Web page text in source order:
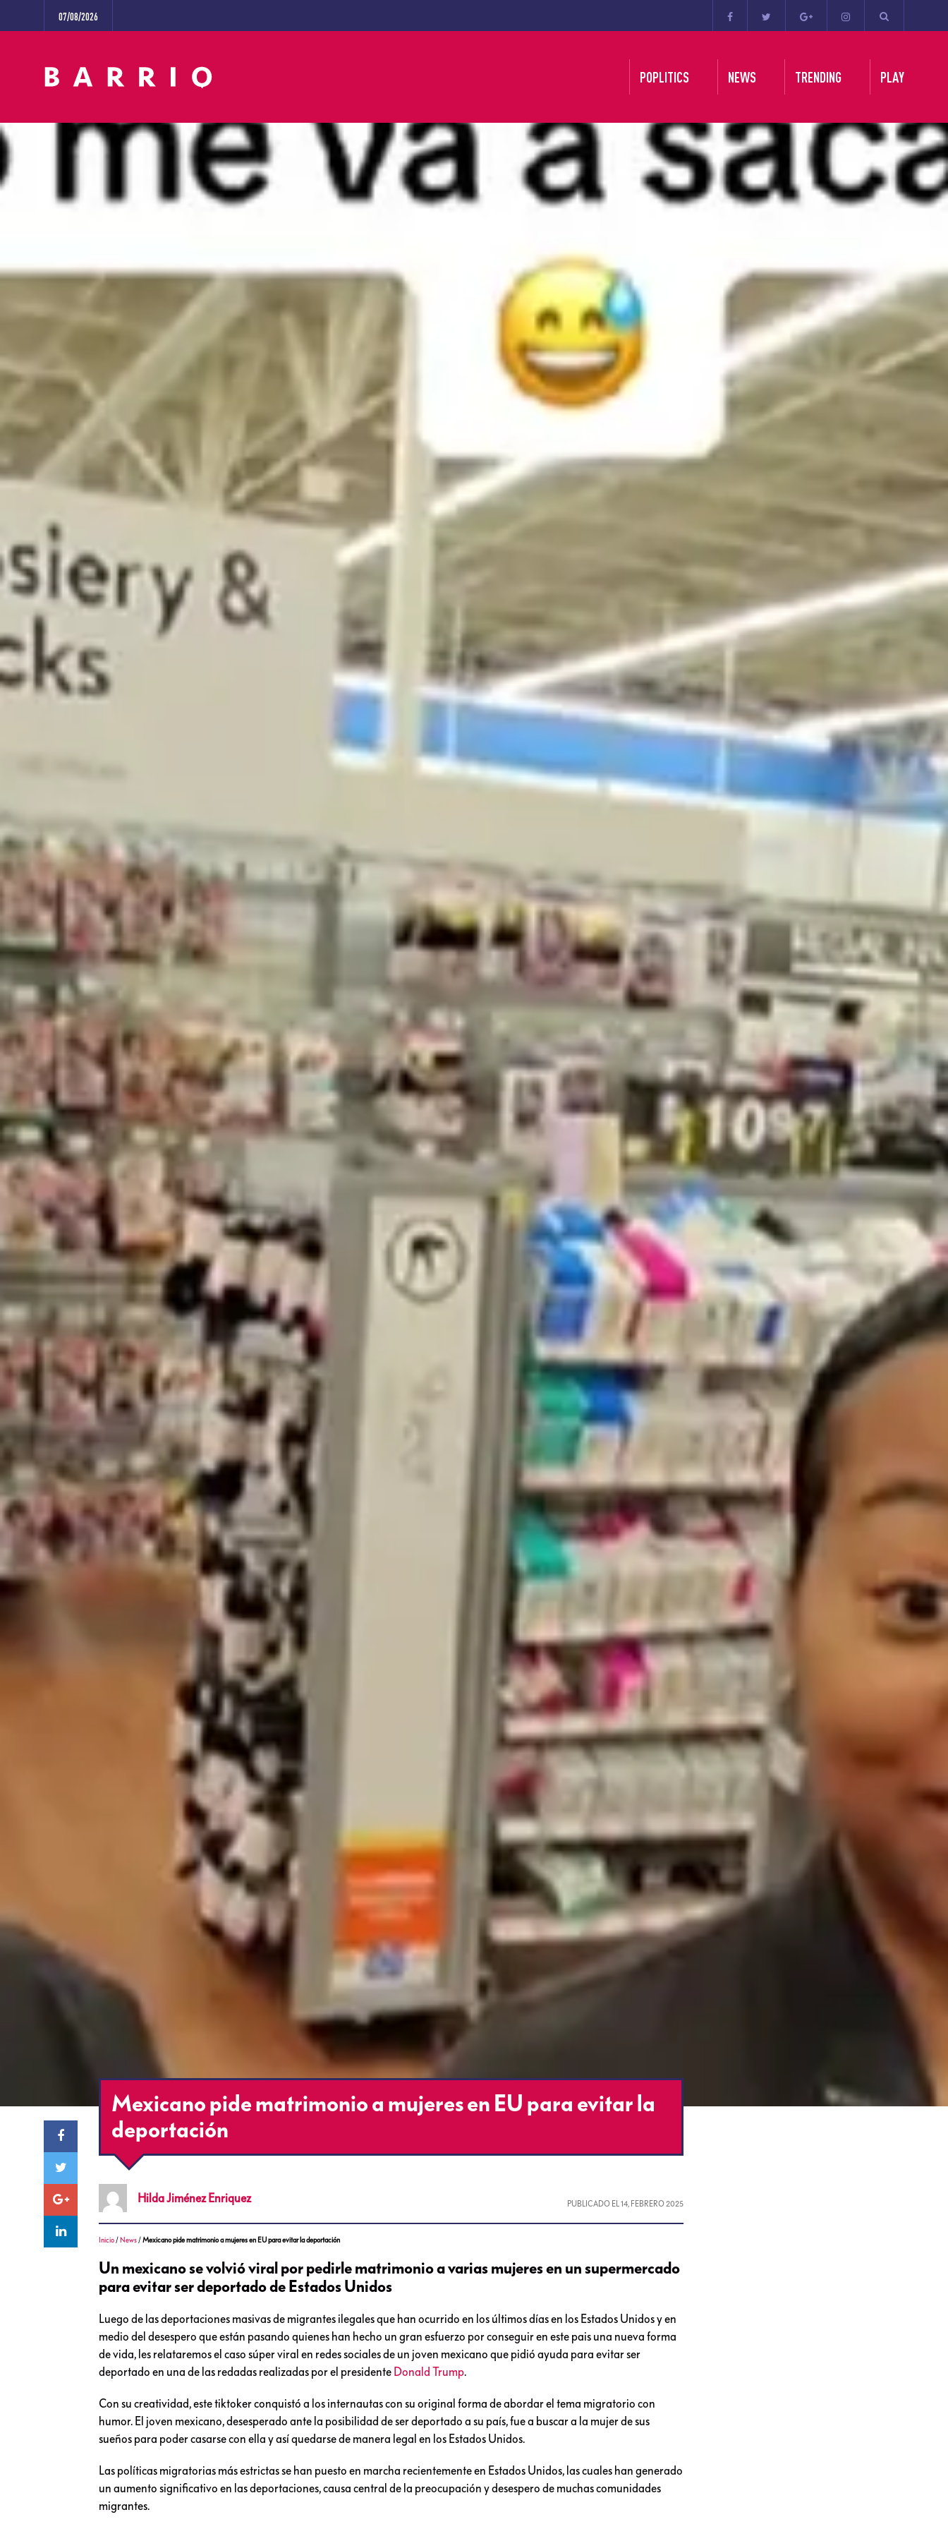
07/08/2026
POPLITICS NEWS TRENDING PLAY
Mexicano pide matrimonio a mujeres en EU para evitar la
deportación
HildaJiménez Enriquez PUBLICADO EL14, FEBRERO 2025
Inicio / News /Mexicano pide matrimonio a mujeres en EU para evitar la deportación
Un mexicano se volvió viral por pedirle matrimonio a varias mujeres en un supermercado
para evitar ser deportado de Estados Unidos
Luego de las deportaciones masivas de migrantes ilegales que han ocurrido en los últimos días en los Estados Unidos y en
medio del desespero que están pasando quienes han hecho un gran esfuerzo por conseguir en este pais una nueva forma
de vida, les relataremos el caso súper viral en redes sociales de un joven mexicano que pidió ayuda para evitar ser
deportado en una de las redadas realizadas por el presidente Donald Trump.
Con su creatividad, este tiktoker conquistó a los internautas con su original forma de abordar el tema migratorio con
humor. El joven mexicano, desesperado ante la posibilidad de ser deportado a su país, fue a buscar a la mujer de sus
sueños para poder casarse con ella y así quedarse de manera legal en los Estados Unidos.
Las políticas migratorias más estrictas se han puesto en marcha recientemente en Estados Unidos, las cuales han generado
un aumento significativo en las deportaciones, causa central de la preocupación y desespero de muchas comunidades
migrantes.